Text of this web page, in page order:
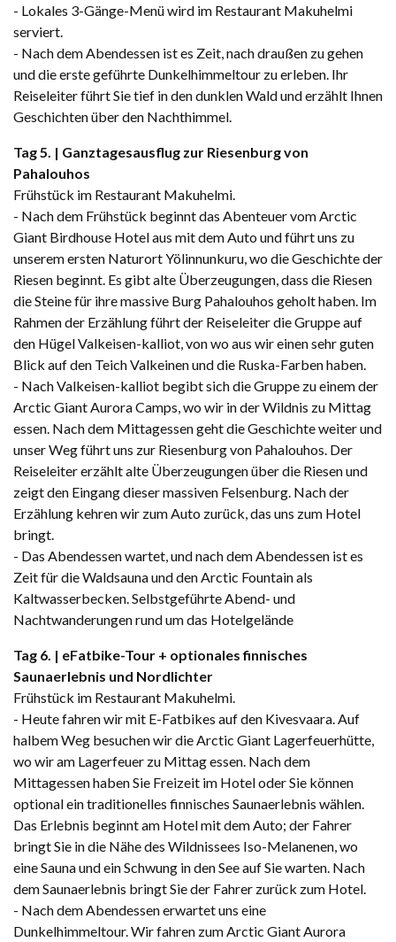
- Lokales 3-Gänge-Menü wird im Restaurant Makuhelmi
serviert.
- Nach dem Abendessen ist es Zeit, nach draußen zu gehen
und die erste geführte Dunkelhimmeltour zu erleben. Ihr
Reiseleiter führt Sie tief in den dunklen Wald und erzählt Ihnen
Geschichten über den Nachthimmel.
Tag 5. | Ganztagesausflug zur Riesenburg von
Pahalouhos
Frühstück im Restaurant Makuhelmi.
- Nach dem Frühstück beginnt das Abenteuer vom Arctic
Giant Birdhouse Hotel aus mit dem Auto und führt uns zu
unserem ersten Naturort Yölinnunkuru, wo die Geschichte der
Riesen beginnt. Es gibt alte Überzeugungen, dass die Riesen
die Steine für ihre massive Burg Pahalouhos geholt haben. Im
Rahmen der Erzählung führt der Reiseleiter die Gruppe auf
den Hügel Valkeisen-kalliot, von wo aus wir einen sehr guten
Blick auf den Teich Valkeinen und die Ruska-Farben haben.
- Nach Valkeisen-kalliot begibt sich die Gruppe zu einem der
Arctic Giant Aurora Camps, wo wir in der Wildnis zu Mittag
essen. Nach dem Mittagessen geht die Geschichte weiter und
unser Weg führt uns zur Riesenburg von Pahalouhos. Der
Reiseleiter erzählt alte Überzeugungen über die Riesen und
zeigt den Eingang dieser massiven Felsenburg. Nach der
Erzählung kehren wir zum Auto zurück, das uns zum Hotel
bringt.
- Das Abendessen wartet, und nach dem Abendessen ist es
Zeit für die Waldsauna und den Arctic Fountain als
Kaltwasserbecken. Selbstgeführte Abend- und
Nachtwanderungen rund um das Hotelgelände
Tag 6. | eFatbike-Tour + optionales finnisches
Saunaerlebnis und Nordlichter
Frühstück im Restaurant Makuhelmi.
- Heute fahren wir mit E-Fatbikes auf den Kivesvaara. Auf
halbem Weg besuchen wir die Arctic Giant Lagerfeuerhütte,
wo wir am Lagerfeuer zu Mittag essen. Nach dem
Mittagessen haben Sie Freizeit im Hotel oder Sie können
optional ein traditionelles finnisches Saunaerlebnis wählen.
Das Erlebnis beginnt am Hotel mit dem Auto; der Fahrer
bringt Sie in die Nähe des Wildnissees Iso-Melanenen, wo
eine Sauna und ein Schwung in den See auf Sie warten. Nach
dem Saunaerlebnis bringt Sie der Fahrer zurück zum Hotel.
- Nach dem Abendessen erwartet uns eine
Dunkelhimmeltour. Wir fahren zum Arctic Giant Aurora